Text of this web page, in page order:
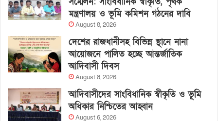
মন্ত্রণালয় ও ভূমি কমিশন গঠনের দাবি
August 8, 2026
দেশের রাজধানীসহ বিভিন্ন স্থানে নানা
আয়োজনে পালিত হচ্ছে আন্তর্জাতিক
আদিবাসী দিবস
August 8, 2026
আদিবাসীদের সাংবিধানিক স্বীকৃতি ও ভূমি
অধিকার নিশ্চিতের আহ্বান
August 6, 2026